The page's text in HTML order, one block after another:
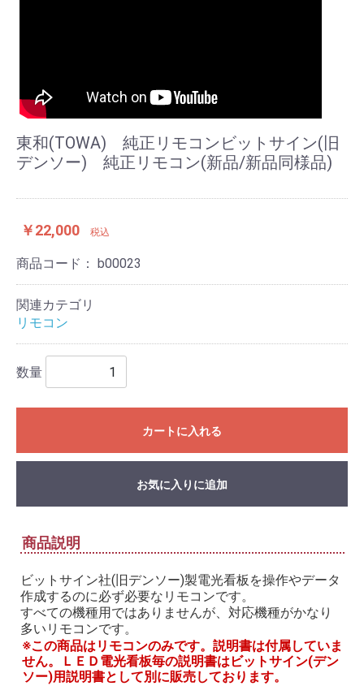
東和(TOWA) 純正リモコンビットサイン(旧
デンソー) 純正リモコン(新品/新品同様品)
￥22,000 税込
商品コード： b00023
関連カテゴリ
リモコン
数量
カートに入れる
お気に入りに追加
商品説明
ビットサイン社(旧デンソー)製電光看板を操作やデータ
作成するのに必ず必要なリモコンです。
すべての機種用ではありませんが、対応機種がかなり
多いリモコンです。
※この商品はリモコンのみです。説明書は付属していま
せん。ＬＥＤ電光看板毎の説明書はビットサイン(デン
ソー)用説明書として別に販売しております。